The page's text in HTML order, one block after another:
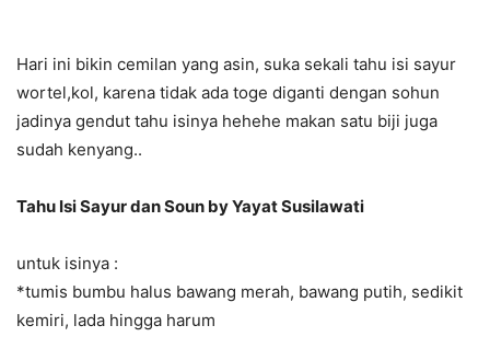
Hari ini bikin cemilan yang asin, suka sekali tahu isi sayur
wortel,kol, karena tidak ada toge diganti dengan sohun
jadinya gendut tahu isinya hehehe makan satu biji juga
sudah kenyang..
Tahu Isi Sayur dan Soun by Yayat Susilawati
untuk isinya :
*tumis bumbu halus bawang merah, bawang putih, sedikit
kemiri, lada hingga harum